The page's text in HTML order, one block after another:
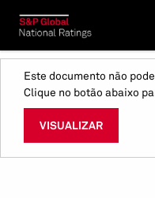
Este documento não
Clique no botão abaixo
VISUALIZAR